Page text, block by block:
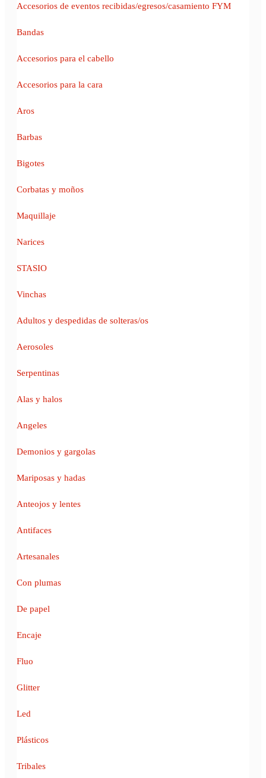
Accesorios de eventos recibidas/egresos/casamiento FYM
Bandas
Accesorios para el cabello
Accesorios para la cara
Aros
Barbas
Bigotes
Corbatas y moños
Maquillaje
Narices
STASIO
Vinchas
Adultos y despedidas de solteras/os
Aerosoles
Serpentinas
Alas y halos
Angeles
Demonios y gargolas
Mariposas y hadas
Anteojos y lentes
Antifaces
Artesanales
Con plumas
De papel
Encaje
Fluo
Glitter
Led
Plásticos
Tribales